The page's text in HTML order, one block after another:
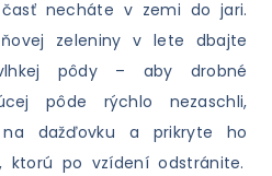
necháte v zemi do jari.
zeleniny v lete dbajte
pôdy – aby drobné
pôde rýchlo nezaschli,
dažďovku a prikryte ho
ktorú po vzídení odstránite.